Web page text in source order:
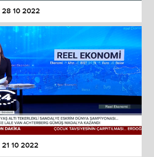
28 10 2022
10 2022